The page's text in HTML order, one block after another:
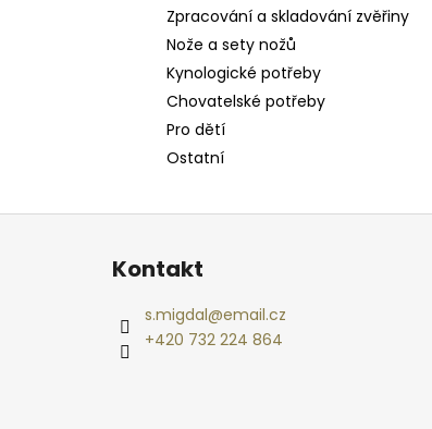
Zpracování a skladování zvěřiny
Nože a sety nožů
Kynologické potřeby
Chovatelské potřeby
Pro dětí
Ostatní
Z
Kontakt
s.migdal@email.cz
+420 732 224 864